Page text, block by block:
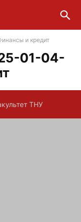
и кредит
01-04-
ТНУ